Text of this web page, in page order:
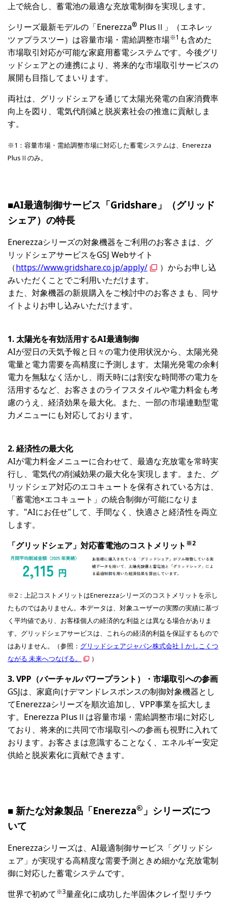
上で統合し、蓄電池の最適な充放電制御を実現します。
シリーズ最新モデルの「Enerezza® PlusⅡ」（エネレッ
ツァプラスツー）は容量市場・需給調整市場※1 も含めた
市場取引対応が可能な家庭用蓄電システムです。今後グリ
ッドシェアとの連携により、将来的な市場取引サービスの
展開も目指してまいります。
両社は、グリッドシェアを通じて太陽光発電の自家消費率
向上を図り、電気代削減と脱炭素社会の推進に貢献しま
す。
※1：容量市場・需給調整市場に対応した蓄電システムは、Enerezza
PlusⅡのみ。
■AI最適制御サービス「Gridshare」（グリッド
シェア）の特長
Enerezzaシリーズの対象機器をご利用のお客さまは、グ
リッドシェアサービスをGSJ Webサイト
（https://www.gridshare.co.jp/apply/
）からお申し込
みいただくことでご利用いただけます。
また、対象機器の新規購入をご検討中のお客さまも、同サ
イトよりお申し込みいただけます。
1. 太陽光を有効活用するAI最適制御
AIが翌日の天気予報と日々の電力使用状況から、太陽光発
電量と電力需要を高精度に予測します。太陽光発電の余剰
電力を無駄なく活かし、雨天時には割安な時間帯の電力を
活用するなど、お客さまのライフスタイルや電力料金も考
慮のうえ、経済効果を最大化。また、一部の市場連動型電
力メニューにも対応しております。
2. 経済性の最大化
AIが電力料金メニューに合わせて、最適な充放電を常時実
行し、電気代の削減効果の最大化を実現します。また、グ
リッドシェア対応のエコキュートを保有されている方は、
「蓄電池×エコキュート」の統合制御が可能になりま
す。"AIにお任せ"して、手間なく、快適さと経済性を両立
します。
「グリッドシェア」対応蓄電池のコストメリット ※2
※2：上記コストメリットはEnerezzaシリーズのコストメリットを示し
たものではありません。本データは、対象ユーザーの実際の実績に基づ
く平均値であり、お客様個人の経済的な利益とは異なる場合がありま
す。グリッドシェアサービスは、これらの経済的利益を保証するもので
はありません。（参照： グリッドシェアジャパン株式会社 | かしこくつ
ながる 未来へつなげる。
）
3. VPP（バーチャルパワープラント）・市場取引への参画
GSJは、家庭向けデマンドレスポンスの制御対象機器とし
てEnerezzaシリーズを順次追加し、VPP事業を拡大しま
す。Enerezza PlusⅡは容量市場・需給調整市場に対応し
ており、将来的に共同で市場取引への参画も視野に入れて
おります。お客さまは意識することなく、エネルギー安定
供給と脱炭素化に貢献できます。
■ 新たな対象製品「Enerezza® 」シリーズにつ
いて
Enerezzaシリーズは、AI最適制御サービス「グリッドシ
ェア」が実現する高精度な需要予測ときめ細かな充放電制
御に対応した蓄電システムです。
世界で初めて※3量産化に成功した半固体クレイ型リチウ